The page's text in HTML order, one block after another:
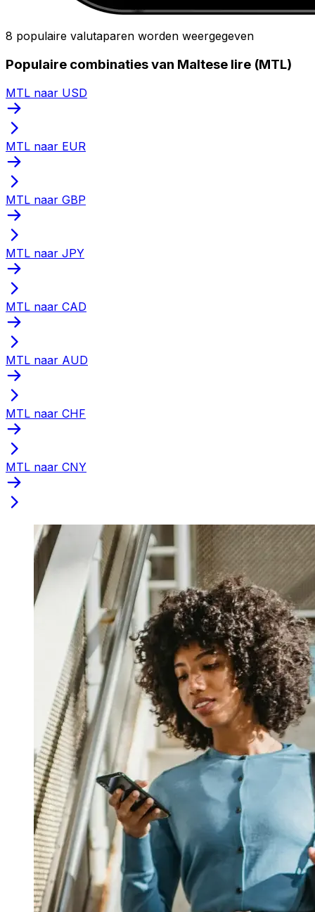
8 populaire valutaparen worden weergegeven
Populaire combinaties van Maltese lire (MTL)
MTL naar USD
MTL naar EUR
MTL naar GBP
MTL naar JPY
MTL naar CAD
MTL naar AUD
MTL naar CHF
MTL naar CNY